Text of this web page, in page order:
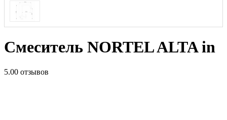
Смеситель NORTEL ALTA in
5.00 отзывов